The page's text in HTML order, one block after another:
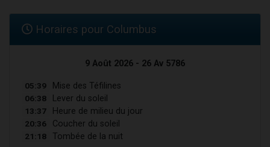
Horaires pour Columbus
9 Août 2026 - 26 Av 5786
05:39 Mise des Téfilines
06:38 Lever du soleil
13:37 Heure de milieu du jour
20:36 Coucher du soleil
21:18 Tombée de la nuit